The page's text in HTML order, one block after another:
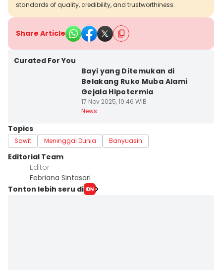
standards of quality, credibility, and trustworthiness.
Share Article
Curated For You
Bayi yang Ditemukan di
Belakang Ruko Muba Alami
Gejala Hipotermia
17 Nov 2025, 19:46 WIB
News
Topics
Sawit Meninggal Dunia Banyuasin
Editorial Team
Editor
Febriana Sintasari
Tonton lebih seru di